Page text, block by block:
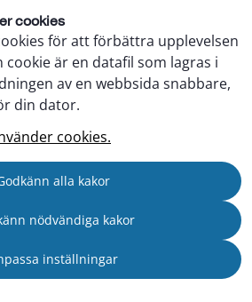
cookies
för att förbättra upplevelsen
cookie är en datafil som lagras i
av en webbsida snabbare,
din dator.
cookies.
alla kakor
nödvändiga kakor
inställningar